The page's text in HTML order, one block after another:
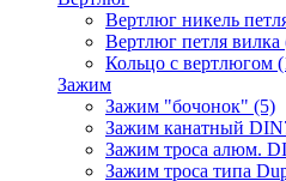
Вертлюг никель
Вертлюг петля вилка
Кольцо с вертлюгом
Зажим
Зажим "бочонок" (5)
Зажим канатный
Зажим троса алюм.
Зажим троса типа